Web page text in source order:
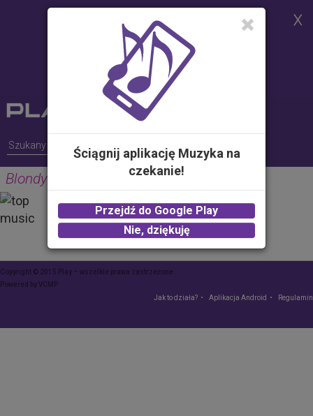
celu realizacji usług i zgodnie z
Polityką Plików Cookies.
Możesz określić warunki
przechowywania lub dostępu do
plików cookies w Twojej
przeglądarce
Blondyna-Michał
PROPOLIS MEDIA
2.00 zł -KUP
Copyright © 2015 Play – wszelkie prawa zastrzeżone
Powered byVCMP
Jak to działa?
Aplikacja Android Regulamin
Ściągnij aplikację Muzyka na
czekanie!
Przejdź do Google Play
Nie, dziękuję